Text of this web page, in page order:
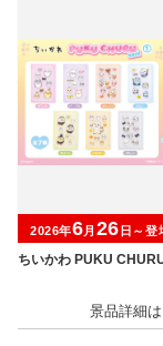
ちいかわ PUKU
2026年6月 26 日～登